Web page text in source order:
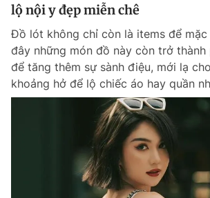
lộ nội y đẹp miễn chê
Đồ lót không chỉ còn là items để
đây những món đồ này còn trở thành
để tăng thêm sự sành điệu, mới lạ
khoảng hở để lộ chiếc áo hay quần